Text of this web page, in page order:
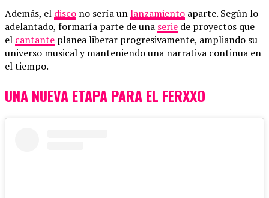
Además, el disco no sería unlanzamiento aparte. Según lo
adelantado, formaría parte de una serie de proyectos que
el cantante planea liberar progresivamente, ampliando su
universo musical y manteniendo una narrativa continua en
el tiempo.
UNA NUEVA ETAPA PARA EL FERXXO